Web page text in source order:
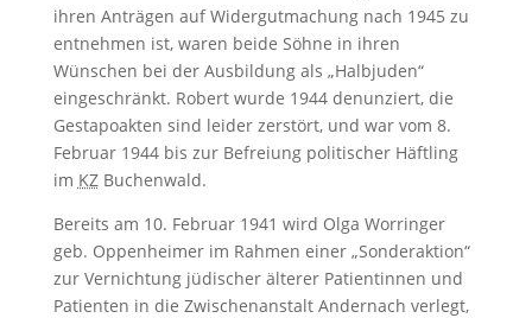
ihren Anträgen auf Widergutmachung nach 1945 zu
entnehmen ist, waren beide Söhne in ihren
Wünschen bei der Ausbildung als „Halbjuden“
eingeschränkt. Robert wurde 1944 denunziert, die
Gestapoakten sind leider zerstört, und war vom 8.
Februar 1944 bis zur Befreiung politischer Häftling
im KZBuchenwald.
Bereits am 10. Februar 1941 wird Olga Worringer
geb. Oppenheimer im Rahmen einer „Sonderaktion“
zur Vernichtung jüdischer älterer Patientinnen und
Patienten in die Zwischenanstalt Andernach verlegt,